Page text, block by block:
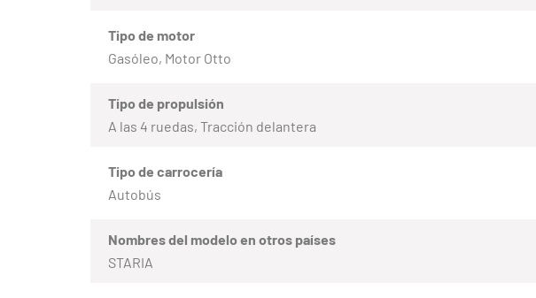
Tipo de motor
Gasóleo, Motor Otto
Tipo de propulsión
A las 4 ruedas, Tracción delantera
Tipo de carrocería
Autobús
Nombres del modelo en otros países
STARIA